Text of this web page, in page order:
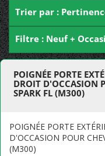
Trier par :
Filtre : Neuf +
POIGNÉE PORTE
DROIT D'OCCASION
SPARK FL (M300)
POIGNÉE PORTE
D'OCCASION POUR
(M300)